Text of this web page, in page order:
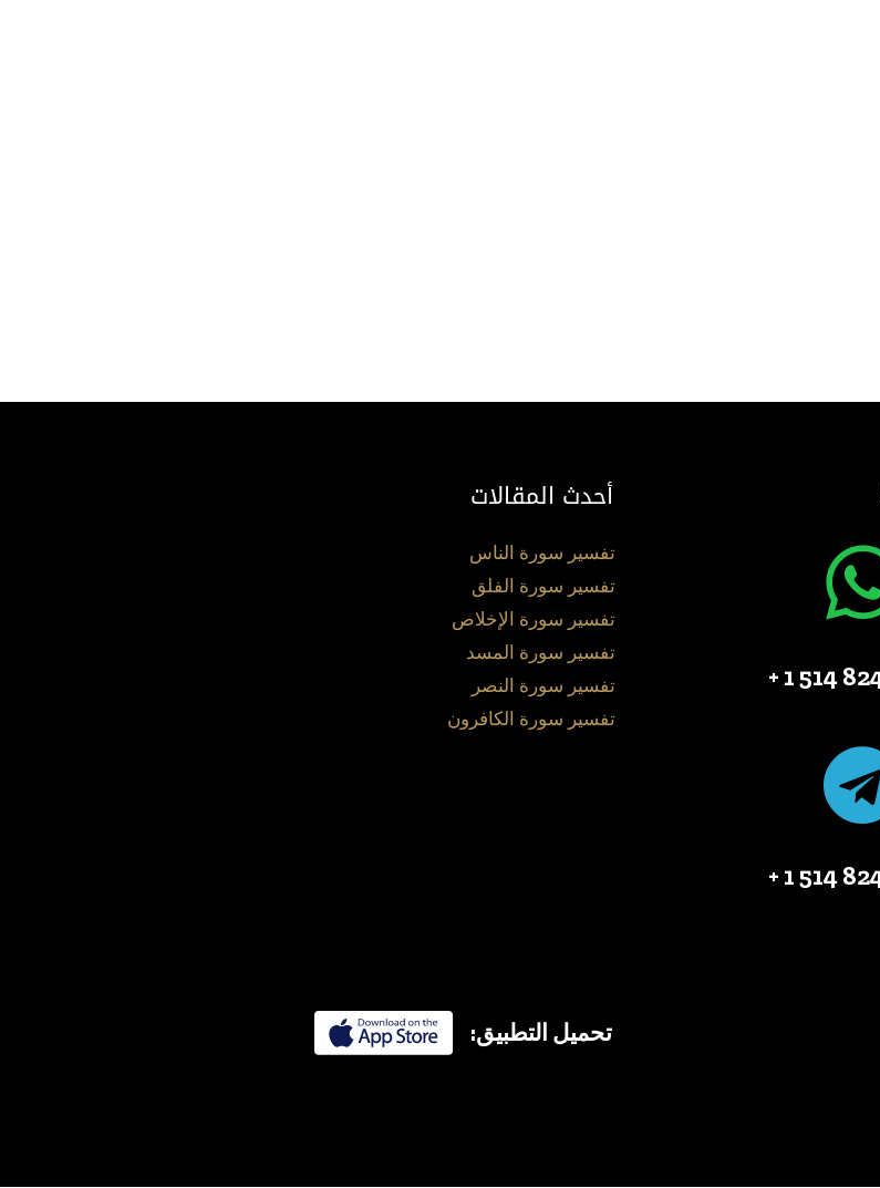
أحدث المقالات
تفسير سورة الناس
تفسير سورة الفلق
تفسير سورة الإخلاص
تفسير سورة المسد
تفسير سورة النصر
تفسير سورة الكافرون
تحميل التطبيق: